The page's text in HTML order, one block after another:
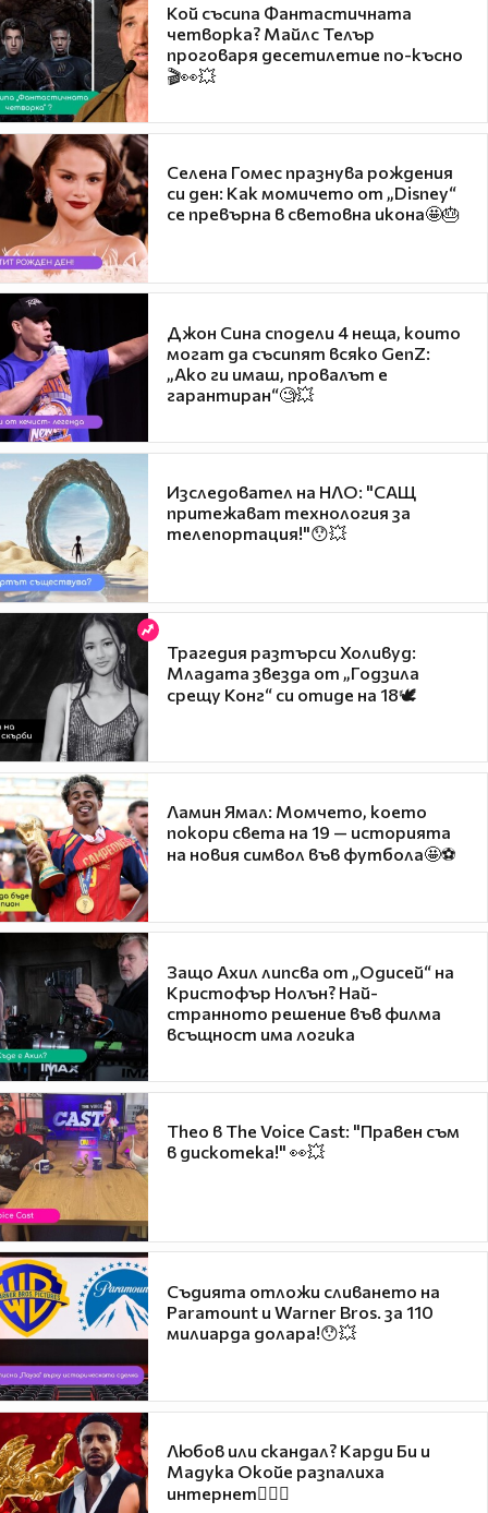
Кой съсипа Фантастичната
четворка? Майлс Телър
проговаря десетилетие по-късно
🎬👀💥
Селена Гомес празнува рождения
си ден: Как момичето от „Disney“
се превърна в световна икона🤩🎂
Джон Сина сподели 4 неща, които
могат да съсипят всяко GenZ:
„Ако ги имаш, провалът е
гарантиран“🧐💥
Изследовател на НЛО: "САЩ
притежават технология за
телепортация!"😯💥
Трагедия разтърси Холивуд:
Младата звезда от „Годзила
срещу Конг“ си отиде на 18🕊️
Ламин Ямал: Момчето, което
покори света на 19 — историята
на новия символ във футбола🤩⚽
Защо Ахил липсва от „Одисей“ на
Кристофър Нолън? Най-
странното решение във филма
всъщност има логика
Theo в The Voice Cast: "Правен съм
в дискотека!" 👀💥
Съдията отложи сливането на
Paramount и Warner Bros. за 110
милиарда долара!😯💥
Любов или скандал? Карди Би и
Мадука Окойе разпалиха
интернет❤️‍🔥🔥